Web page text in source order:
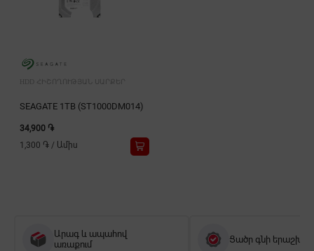
HDD ՀԻՇՈՂՈՒԹՅԱՆ ՍԱՐՔԵՐ
SEAGATE 1TB (ST1000DM014)
34,900 ֏
1,300 ֏ / Ամիս
Արագ և ապահով
առաքում
Ցածր գնի երաշխիք